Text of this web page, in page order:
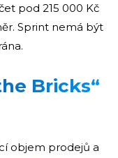
pod 215 000 Kč
Sprint nemá být
Bricks“
objem prodejů a